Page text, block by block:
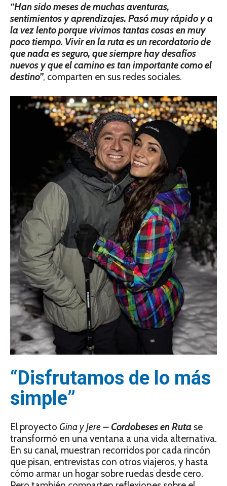
“Han sido meses de muchas aventuras,
sentimientos y aprendizajes. Pasó muy rápido y a
la vez lento porque vivimos tantas cosas en muy
poco tiempo. Vivir en la ruta es un recordatorio de
que nada es seguro, que siempre hay desafíos
nuevos y que el camino es tan importante como el
destino”, comparten en sus redes sociales.
“Disfrutamos de lo más
simple”
El proyecto Gina y Jere –Cordobeses en Rutase
transformó en una ventana a una vida alternativa.
En su canal, muestran recorridos por cada rincón
que pisan, entrevistas con otros viajeros, y hasta
cómo armar un hogar sobre ruedas desde cero.